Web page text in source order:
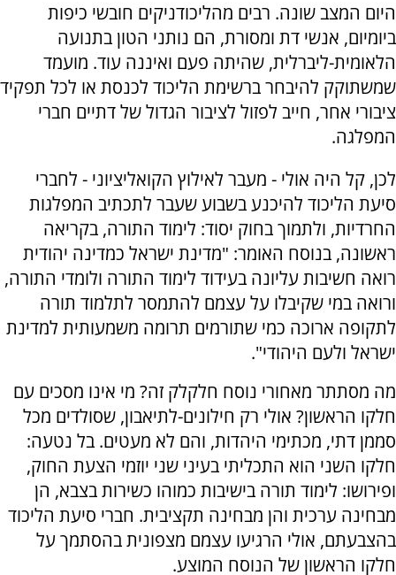
היום המצב שונה. רבים מהליכודניקים חובשי כיפות
ביומיום, אנשי דת ומסורת, הם נותני הטון בתנועה
הלאומית-ליברלית, שהיתה פעם ואיננה עוד. מועמד
שמשתוקק להיבחר ברשימת הליכוד לכנסת או לכל תפקיד
ציבורי אחר, חייב לפזול לציבור הגדול של דתיים חברי
המפלגה.
לכן, קל היה אולי - מעבר לאילוץ הקואליציוני - לחברי
סיעת הליכוד להיכנע בשבוע שעבר לתכתיב המפלגות
החרדיות, ולתמוך בחוק יסוד: לימוד התורה, בקריאה
ראשונה, בנוסח האומר: "מדינת ישראל כמדינה יהודית
רואה חשיבות עליונה בעידוד לימוד התורה ולומדי התורה,
ורואה במי שקיבלו על עצמם להתמסר לתלמוד תורה
לתקופה ארוכה כמי שתורמים תרומה משמעותית למדינת
ישראל ולעם היהודי".
מה מסתתר מאחורי נוסח חלקלק זה? מי אינו מסכים עם
חלקו הראשון? אולי רק חילונים-לתיאבון, שסולדים מכל
סממן דתי, מכתימי היהדות, והם לא מעטים. בל נטעה:
חלקו השני הוא התכליתי בעיני שני יוזמי הצעת החוק,
ופירושו: לימוד תורה בישיבות כמוהו כשירות בצבא, הן
מבחינה ערכית והן מבחינה תקציבית. חברי סיעת הליכוד
בהצבעתם, אולי הרגיעו עצמם מצפונית בהסתמך על
חלקו הראשון של הנוסח המוצע.